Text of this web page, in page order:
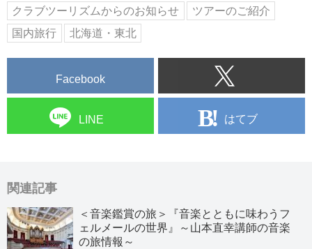
クラブツーリズムからのお知らせ
ツアーのご紹介
国内旅行
北海道・東北
Facebook
LINE はてブ
関連記事
＜音楽鑑賞の旅＞『音楽とともに味わうフ
ェルメールの世界』～山本直幸講師の音楽
の旅情報～